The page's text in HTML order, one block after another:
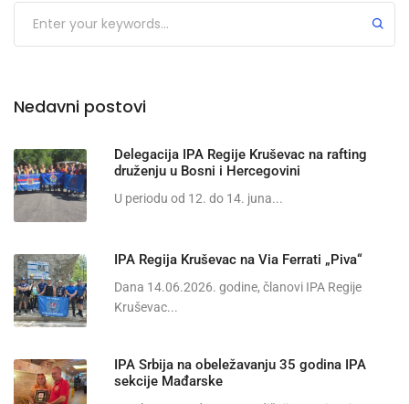
Nedavni postovi
Delegacija IPA Regije Kruševac na rafting
druženju u Bosni i Hercegovini
U periodu od 12. do 14. juna...
IPA Regija Kruševac na Via Ferrati „Piva“
Dana 14.06.2026. godine, članovi IPA Regije
Kruševac...
IPA Srbija na obeležavanju 35 godina IPA
sekcije Mađarske